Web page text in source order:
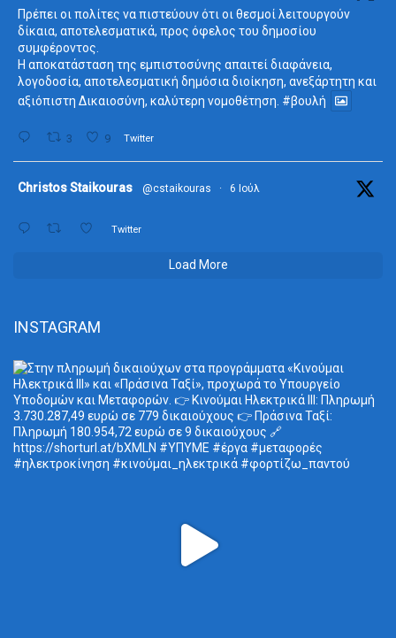
Πρέπει οι πολίτες να πιστεύουν ότι οι θεσμοί λειτουργούν
δίκαια, αποτελεσματικά, προς όφελος του δημοσίου
συμφέροντος.
Η αποκατάσταση της εμπιστοσύνης απαιτεί διαφάνεια,
λογοδοσία, αποτελεσματική δημόσια διοίκηση, ανεξάρτητη και
αξιόπιστη Δικαιοσύνη, καλύτερη νομοθέτηση. #βουλή
3 9 Twitter
Christos Staikouras @cstaikouras · 6 Ιούλ
Twitter
Load More
INSTAGRAM